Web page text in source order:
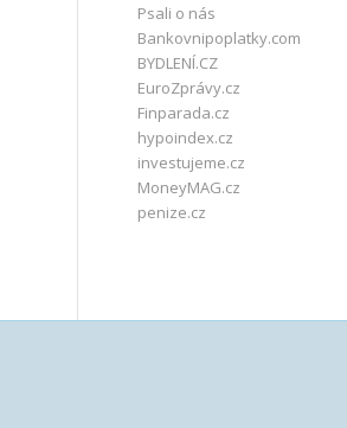
Psali o nás
Bankovnipoplatky.com
BYDLENÍ.CZ
EuroZprávy.cz
Finparada.cz
hypoindex.cz
investujeme.cz
MoneyMAG.cz
penize.cz